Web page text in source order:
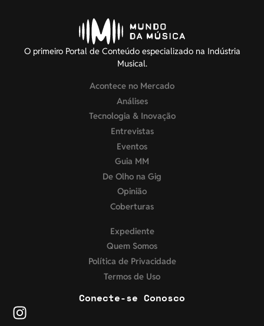
O primeiro Portal de Conteúdo especializado na Indústria
Musical.
Acontece no Mercado
Análises
Tecnologia & Inovação
Entrevistas
Eventos
Guia MM
De Olho na Gig
Opinião
Coberturas
Expediente
Quem Somos
Política de Privacidade
Termos de Uso
Conecte-se Conosco